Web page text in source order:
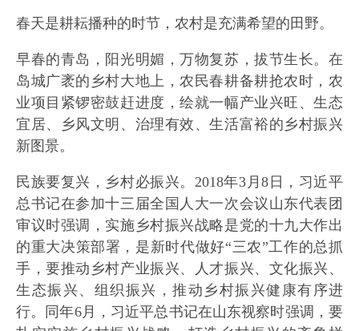
春天是耕耘播种的时节，农村是充满希望的田野。
早春的青岛，阳光明媚，万物复苏，拔节生长。在
岛城广袤的乡村大地上，农民春耕备耕抢农时，农
业项目紧锣密鼓赶进度，绘就一幅产业兴旺、生态
宜居、乡风文明、治理有效、生活富裕的乡村振兴
新图景。
民族要复兴，乡村必振兴。2018年3月8日，习近平
总书记在参加十三届全国人大一次会议山东代表团
审议时强调，实施乡村振兴战略是党的十九大作出
的重大决策部署，是新时代做好“三农”工作的总抓
手，要推动乡村产业振兴、人才振兴、文化振兴、
生态振兴、组织振兴，推动乡村振兴健康有序进
行。同年6月，习近平总书记在山东视察时强调，要